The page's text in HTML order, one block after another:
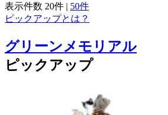
表示件数 20件 | 50件
ピックアップとは？
グリーンメモリアル
ピックアップ